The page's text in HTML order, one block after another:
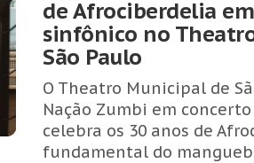
de Afrociberdelia
sinfônico no
São Paulo
O Theatro Municipal de
Nação Zumbi em
celebra os 30 anos de
fundamental do